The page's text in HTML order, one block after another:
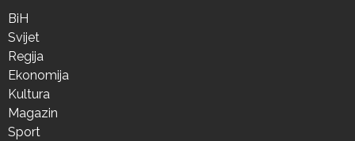
BiH
Svijet
Regija
Ekonomija
Kultura
Magazin
Sport